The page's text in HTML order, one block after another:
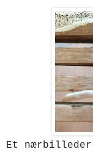
Et